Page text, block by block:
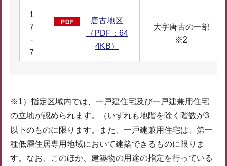
1
7
-
7
唐古地区
（PDF：64
4KB）
大字唐古の一部
※2
※1）指定区域内では、一戸建住宅及び一戸建兼用住宅
の立地が認められます。（いずれも地階を除く階数が3
以下のものに限ります。また、一戸建兼用住宅は、第一
種低層住居専用地域において建築できるものに限りま
す。なお、このほか、建築物の用途の指定を行っている